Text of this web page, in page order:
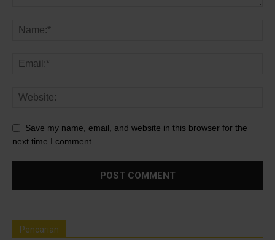
Save my name, email, and website in this browser for the
next time I comment.
Pencarian